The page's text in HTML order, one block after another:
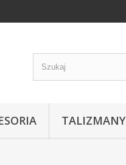
TALIZMANY